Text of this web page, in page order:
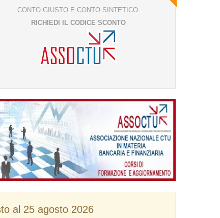
SINTETICO
Software di ricalcolo rapido del c/c (caricamento dati
trimestrali) sviluppato in collaborazione con
AssoCTU per perizie di parte e preanalisi
ACQUISTA ORA
CONTO GIUSTO E CONTO SINTETICO.
RICHIEDI IL CODICE SCONTO
al 25 agosto 2026